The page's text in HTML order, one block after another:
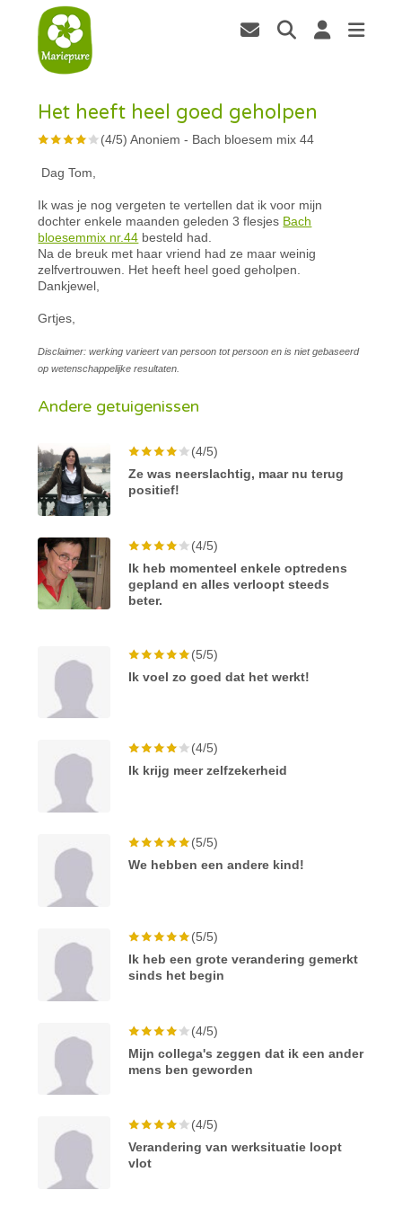
Het heeft heel goed geholpen
(4/5)Anoniem - Bach bloesem mix 44
Dag Tom,
Ik was je nog vergeten te vertellen dat ik voor mijn
dochter enkele maanden geleden 3 flesjes Bach
bloesemmix nr.44 besteld had.
Na de breuk met haar vriend had ze maar weinig
zelfvertrouwen. Het heeft heel goed geholpen.
Dankjewel,
Grtjes,
Disclaimer: werking varieert van persoon tot persoon en is niet gebaseerd
op wetenschappelijke resultaten.
Andere getuigenissen
(4/5)
Ze was neerslachtig, maar nu terug
positief!
(4/5)
Ik heb momenteel enkele optredens
gepland en alles verloopt steeds
beter.
(5/5)
Ik voel zo goed dat het werkt!
(4/5)
Ik krijg meer zelfzekerheid
(5/5)
We hebben een andere kind!
(5/5)
Ik heb een grote verandering gemerkt
sinds het begin
(4/5)
Mijn collega's zeggen dat ik een ander
mens ben geworden
(4/5)
Verandering van werksituatie loopt
vlot